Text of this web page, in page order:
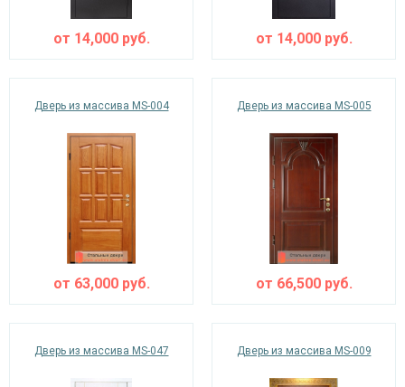
от 14,000руб. от 14,000руб.
Дверь из массива MS-004
от 63,000руб.
Дверь из массива MS-005
от 66,500руб.
Дверь из массива MS-047 Дверь из массива MS-009